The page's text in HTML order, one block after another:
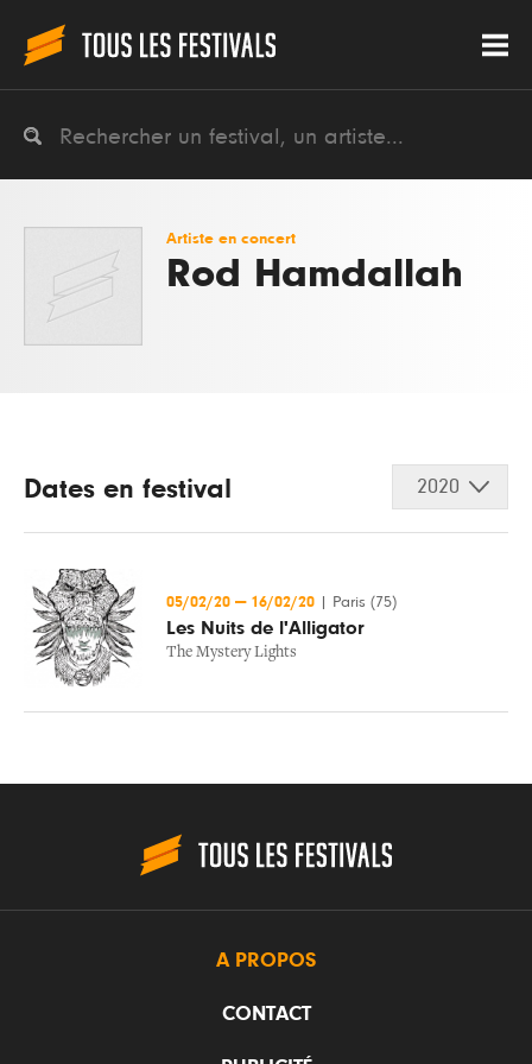
Artiste en concert
Rod Hamdallah
Dates en festival 2020
05/02/20 — 16/02/20 Paris (75)
Les Nuits de l'Alligator
The Mystery Lights
A PROPOS
CONTACT